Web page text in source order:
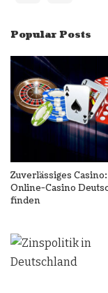
Popular Posts
Zuverlässiges
Online-Casino
finden